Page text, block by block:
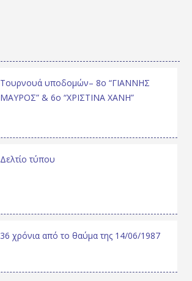
Τουρνουά υποδομών– 8ο “ΓΙΑΝΝΗΣ
ΜΑΥΡΟΣ” & 6ο “ΧΡΙΣΤΙΝΑ ΧΑΝΗ”
Δελτίο τύπου
36 χρόνια από το θαύμα της 14/06/1987